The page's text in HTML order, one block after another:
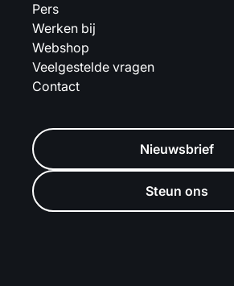
Pers
Werken bij
Webshop
Veelgestelde vragen
Contact
Nieuwsbrief
Steun ons